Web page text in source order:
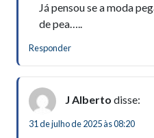
Já pensou se a moda
de pea…..
Responder
J Alberto disse:
31 de julho de 2025 às 08:20